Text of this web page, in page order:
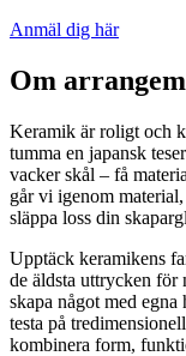
Anmäl dig här
Om
Keramik är roligt och
tumma en japansk
vacker skål – få
går vi igenom
släppa loss din
Upptäck keramikens
de äldsta uttrycken för
skapa något med
testa på
kombinera form,